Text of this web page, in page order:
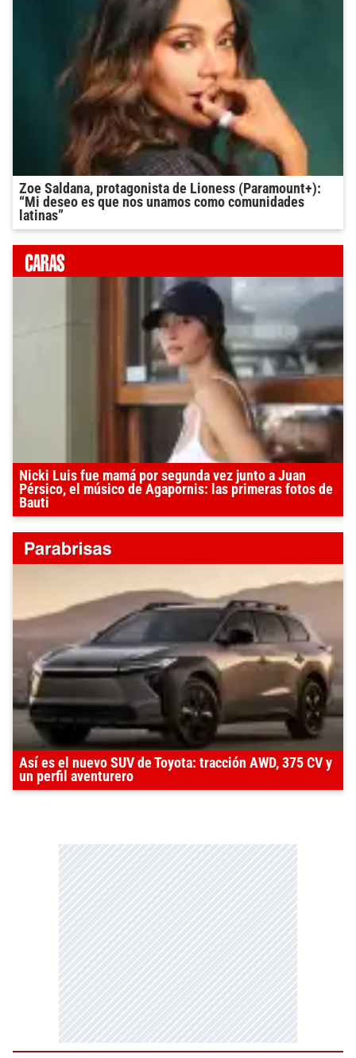
Zoe Saldana, protagonista de Lioness (Paramount+):
“Mi deseo es que nos unamos como comunidades
latinas”
Nicki Luis fue mamá por segunda vez junto a Juan
Pérsico, el músico de Agapornis: las primeras fotos de
Bauti
Así es el nuevo SUV de Toyota: tracción AWD, 375 CV y
un perfil aventurero